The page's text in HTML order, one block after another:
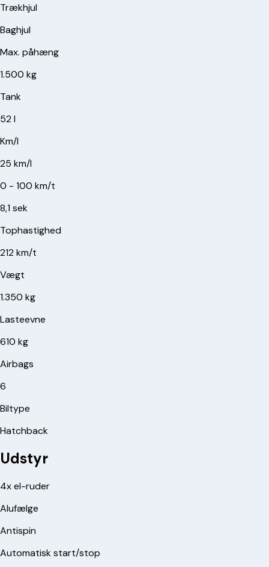
Trækhjul
Baghjul
Max. påhæng
1.500 kg
Tank
52 l
Km/l
25 km/l
0 - 100 km/t
8,1 sek
Tophastighed
212 km/t
Vægt
1.350 kg
Lasteevne
610 kg
Airbags
6
Biltype
Hatchback
Udstyr
4x el-ruder
Alufælge
Antispin
Automatisk start/stop